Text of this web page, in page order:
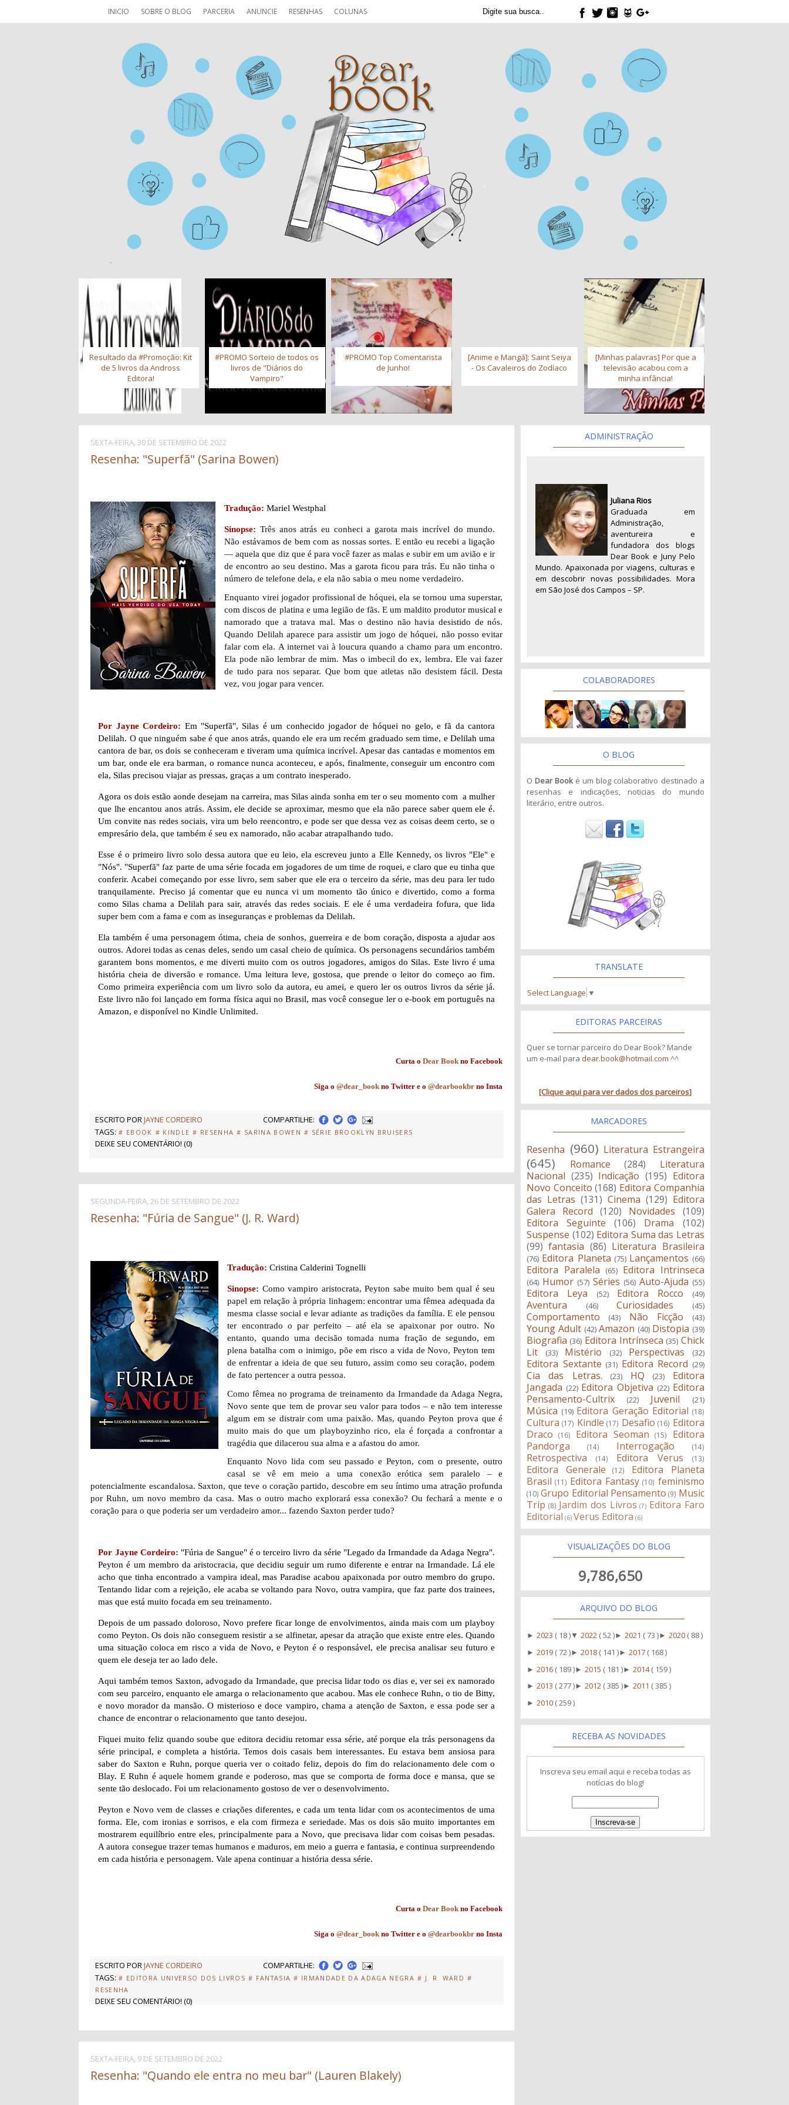
INICIO SOBRE O BLOG PARCERIA ANUNCIE RESENHAS COLUNAS
Resultado da #Promoção: Kit
de 5 livros da Andross
Editora!
#PROMO Sorteio de todos os
livros de "Diários do
Vampiro"
#PROMO Top Comentarista
de Junho!
[Anime e Mangá]: Saint Seiya
- Os Cavaleiros do Zodíaco
[Minhas palavras] Por que a
televisão acabou com a
minha infância!
SEXTA-FEIRA, 30 DE SETEMBRO DE 2022
Resenha: "Superfã" (Sarina Bowen)
Tradução: Mariel Westphal
Sinopse: Três anos atrás eu conheci a garota mais incrível do mundo.
Não estávamos de bem com as nossas sortes. E então eu recebi a ligação
— aquela que diz que é para você fazer as malas e subir em um avião e ir
de encontro ao seu destino.Mas a garota ficou para trás. Eu não tinha o
número de telefone dela, e ela não sabia o meu nome verdadeiro.
Enquanto virei jogador profissional de hóquei, ela se tornou uma superstar,
com discos de platina e uma legião de fãs. E um maldito produtor musical e
namorado que a tratava mal. Mas o destino não havia desistido de nós.
Quando Delilah aparece para assistir um jogo de hóquei, não posso evitar
falar com ela. A internet vai à loucura quando a chamo para um encontro.
Ela pode não lembrar de mim. Mas o imbecil do ex, lembra. Ele vai fazer
de tudo para nos separar. Que bom que atletas não desistem fácil. Desta
vez, vou jogar para vencer.
Por Jayne Cordeiro: Em "Superfã", Silas é um conhecido jogador de hóquei no gelo, e fã da cantora
Delilah. O que ninguém sabe é que anos atrás, quando ele era um recém graduado sem time, e Delilah uma
cantora de bar, os dois se conheceram e tiveram uma química incrível. Apesar das cantadas e momentos em
um bar, onde ele era barman, o romance nunca aconteceu, e após, finalmente, conseguir um encontro com
ela, Silas precisou viajar as pressas, graças a um contrato inesperado.
Agora os dois estão aonde desejam na carreira, mas Silas ainda sonha em ter o seu momento com a mulher
que lhe encantou anos atrás. Assim, ele decide se aproximar, mesmo que ela não parece saber quem ele é.
Um convite nas redes sociais, vira um belo reencontro, e pode ser que dessa vez as coisas deem certo, se o
empresário dela, que também é seu ex namorado, não acabar atrapalhando tudo.
Esse é o primeiro livro solo dessa autora que eu leio, ela escreveu junto a Elle Kennedy, os livros "Ele" e
"Nós". "Superfã" faz parte de uma série focada em jogadores de um time de roquei, e claro que eu tinha que
conferir. Acabei começando por esse livro, sem saber que ele era o terceiro da série, mas deu para ler tudo
tranquilamente. Preciso já comentar que eu nunca vi um momento tão único e divertido, como a forma
como Silas chama a Delilah para sair, através das redes sociais. E ele é uma verdadeira fofura, que lida
super bem com a fama e com as inseguranças e problemas da Delilah.
Ela também é uma personagem ótima, cheia de sonhos, guerreira e de bom coração, disposta a ajudar aos
outros. Adorei todas as cenas deles, sendo um casal cheio de química. Os personagens secundários também
garantem bons momentos, e me diverti muito com os outros jogadores, amigos do Silas. Este livro é uma
história cheia de diversão e romance. Uma leitura leve, gostosa, que prende o leitor do começo ao fim.
Como primeira experiência com um livro solo da autora, eu amei, e quero ler os outros livros da série já.
Este livro não foi lançado em forma física aqui no Brasil, mas você consegue ler o e-book em português na
Amazon, e disponível no Kindle Unlimited.
Curta oDear Book no Facebook
Siga o@dear_book no Twitter e o@dearbookbr no Insta
ESCRITO PORJAYNE CORDEIRO
COMPARTILHE:
TAGS: # EBOOK # KINDLE # RESENHA # SARINA BOWEN # SÉRIE BROOKLYN BRUISERS
DEIXE SEU COMENTÁRIO!(0)
SEGUNDA-FEIRA, 26 DE SETEMBRO DE 2022
Resenha: "Fúria de Sangue" (J. R. Ward)
Tradução: Cristina Calderini Tognelli
Sinopse: Como vampiro aristocrata, Peyton sabe muito bem qual é seu
papel em relação à própria linhagem: encontrar uma fêmea adequada da
mesma classe social e levar adiante as tradições da família. E ele pensou
ter encontrado o par perfeito – até ela se apaixonar por outro. No
entanto, quando uma decisão tomada numa fração de segundo, em
plena batalha com o inimigo, põe em risco a vida de Novo, Peyton tem
de enfrentar a ideia de que seu futuro, assim como seu coração, podem
de fato pertencer a outra pessoa.
Como fêmea no programa de treinamento da Irmandade da Adaga Negra,
Novo sente que tem de provar seu valor para todos – e não tem interesse
algum em se distrair com uma paixão. Mas, quando Peyton prova que é
muito mais do que um playboyzinho rico, ela é forçada a confrontar a
tragédia que dilacerou sua alma e a afastou do amor.
Enquanto Novo lida com seu passado e Peyton, com o presente, outro
casal se vê em meio a uma conexão erótica sem paralelo – e
potencialmente escandalosa. Saxton, que teve o coração partido, descobre em seu íntimo uma atração profunda
por Ruhn, um novo membro da casa. Mas o outro macho explorará essa conexão? Ou fechará a mente e o
coração para o que poderia ser um verdadeiro amor... fazendo Saxton perder tudo?
Por Jayne Cordeiro: "Fúria de Sangue" é o terceiro livro da série "Legado da Irmandade da Adaga Negra".
Peyton é um membro da aristocracia, que decidiu seguir um rumo diferente e entrar na Irmandade. Lá ele
acho que tinha encontrado a vampira ideal, mas Paradise acabou apaixonada por outro membro do grupo.
Tentando lidar com a rejeição, ele acaba se voltando para Novo, outra vampira, que faz parte dos trainees,
mas que está muito focada em seu treinamento.
Depois de um passado doloroso, Novo prefere ficar longe de envolvimentos, ainda mais com um playboy
como Peyton. Os dois não conseguem resistir a se alfinetar, apesar da atração que existe entre eles. Quando
uma situação coloca em risco a vida de Novo, e Peyton é o responsável, ele precisa analisar seu futuro e
quem ele deseja ter ao lado dele.
Aqui também temos Saxton, advogado da Irmandade, que precisa lidar todo os dias e, ver sei ex namorado
com seu parceiro, enquanto ele amarga o relacionamento que acabou. Mas ele conhece Ruhn, o tio de Bitty,
e novo morador da mansão. O misterioso e doce vampiro, chama a atenção de Saxton, e essa pode ser a
chance de encontrar o relacionamento que tanto desejou.
Fiquei muito feliz quando soube que editora decidiu retomar essa série, até porque ela trás personagens da
série principal, e completa a história. Temos dois casais bem interessantes. Eu estava bem ansiosa para
saber do Saxton e Ruhn, porque queria ver o coitado feliz, depois do fim do relacionamento dele com o
Blay. E Ruhn é aquele homem grande e poderoso, mas que se comporta de forma doce e mansa, que se
sente tão deslocado. Foi um relacionamento gostoso de ver o desenvolvimento.
Peyton e Novo vem de classes e criações diferentes, e cada um tenta lidar com os acontecimentos de uma
forma. Ele, com ironias e sorrisos, e ela com firmeza e seriedade. Mas os dois são muito importantes em
mostrarem equilíbrio entre eles, principalmente para a Novo, que precisava lidar com coisas bem pesadas.
A autora consegue trazer temas humanos e maduros, em meio a guerra e fantasia, e continua surpreendendo
em cada história e personagem. Vale apena continuar a história dessa série.
Curta oDear Book no Facebook
Siga o@dear_book no Twitter e o@dearbookbr no Insta
ESCRITO PORJAYNE CORDEIRO
COMPARTILHE:
TAGS: # EDITORA UNIVERSO DOS LIVROS # FANTASIA # IRMANDADE DA ADAGA NEGRA # J. R. WARD #
RESENHA
DEIXE SEU COMENTÁRIO!(0)
SEXTA-FEIRA, 9 DE SETEMBRO DE 2022
Resenha: "Quando ele entra no meu bar" (Lauren Blakely)
ADMINISTRAÇÃO
Juliana Rios
Graduada em
Administração,
aventureira e
fundadora dos blogs
Dear Book e Juny Pelo
Mundo. Apaixonada por viagens, culturas e
em descobrir novas possibilidades. Mora
em São José dos Campos – SP.
COLABORADORES
O BLOG
O Dear Book é um blog colaborativo destinado a
resenhas e indicações, noticias do mundo
literário, entre outros.
TRANSLATE
Select Language ▼
EDITORAS PARCEIRAS
Quer se tornar parceiro do Dear Book? Mande
um e-mail para dear.book@hotmail.com ^^
[Clique aqui para ver dados dos parceiros]
MARCADORES
Resenha (960) Literatura Estrangeira
(645) Romance (284)
Literatura
Nacional (235) Indicação (195) Editora
Novo Conceito (168) Editora Companhia
das Letras (131) Cinema (129) Editora
Galera Record
(120) Novidades
(109)
Editora Seguinte
(106) Drama
(102)
Suspense (102) Editora Suma das Letras
(99) fantasia (86) Literatura Brasileira
(76) Editora Planeta (75) Lançamentos (66)
Editora Paralela (65) Editora Intrinseca
(64) Humor (57) Séries (56) Auto-Ajuda (55)
Editora Leya (52) Editora Rocco (49)
Aventura (46) Curiosidades (45)
Comportamento (43) Não Ficção (43)
Young Adult (42) Amazon (40) Distopia (39)
Biografia (36) Editora Intrínseca (35) Chick
Lit
(33) Mistério (32) Perspectivas (32)
Editora Sextante (31) Editora Record (29)
Cia das Letras. (23) HQ (23)
Editora
Jangada (22) Editora Objetiva (22) Editora
Pensamento-Cultrix
(22) Juvenil (21)
Música (19) Editora Geração Editorial (18)
Cultura (17) Kindle (17) Desafio (16) Editora
Draco
(16) Editora Seoman (15)
Editora
Pandorga
(14) Interrogação (14)
Retrospectiva (14) Editora Verus (13)
Editora Generale (12)
Editora Planeta
Brasil (11) Editora Fantasy (10) feminismo
(10) Grupo Editorial Pensamento (9) Music
Trip (8) Jardim dos Livros (7) Editora Faro
Editorial (6) Verus Editora (6)
VISUALIZAÇÕES DO BLOG
9,786,650
ARQUIVO DO BLOG
►2023 ( 18 ) ▼2022 ( 52 )►2021 ( 73 )►2020 ( 88 )
►2019 ( 72 )►2018 ( 141 )►2017 ( 168 )
►2016 ( 189 )►2015 ( 181 )►2014( 159 )
►2013 ( 277 )►2012 ( 385 )►2011 ( 385 )
►2010 ( 259 )
RECEBA AS NOVIDADES
Inscreva seu email aqui e receba todas as
notícias do blog!